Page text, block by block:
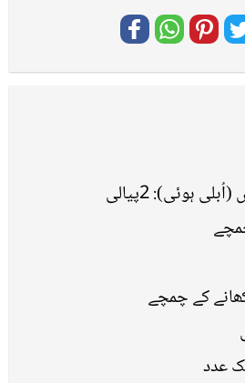
ہوئی): 2پیالی
عدد